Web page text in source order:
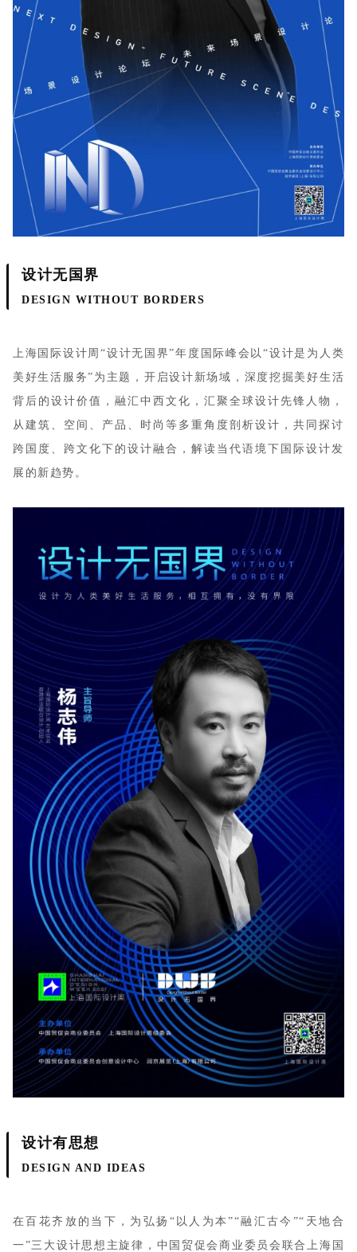
设计无国界
DESIGN WITHOUT BORDERS
上海国际设计周“设计无国界”年度国际峰会以“设计是为人类
美好生活服务”为主题，开启设计新场域，深度挖掘美好生活
背后的设计价值，融汇中西文化，汇聚全球设计先锋人物，
从建筑、空间、产品、时尚等多重角度剖析设计，共同探讨
跨国度、跨文化下的设计融合，解读当代语境下国际设计发
展的新趋势。
设计有思想
DESIGN AND IDEAS
在百花齐放的当下，为弘扬“以人为本”“融汇古今”“天地合
一”三大设计思想主旋律，中国贸促会商业委员会联合上海国